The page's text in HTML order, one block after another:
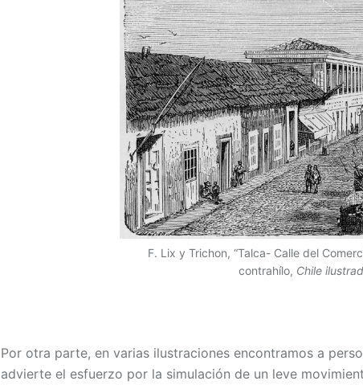
F. Lix y Trichon, “Talca- Calle del
contrahílo, Chile
Por otra parte, en varias ilustraciones encontramos a
advierte el esfuerzo por la simulación de un leve